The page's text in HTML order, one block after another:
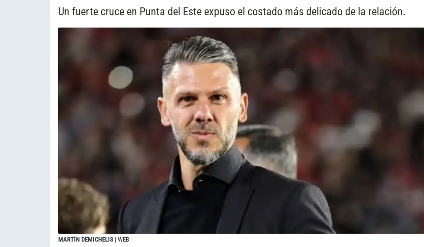
Un fuerte cruce en Punta del Este expuso el costado más delicado de la relación.
MARTÍN DEMICHELIS | WEB